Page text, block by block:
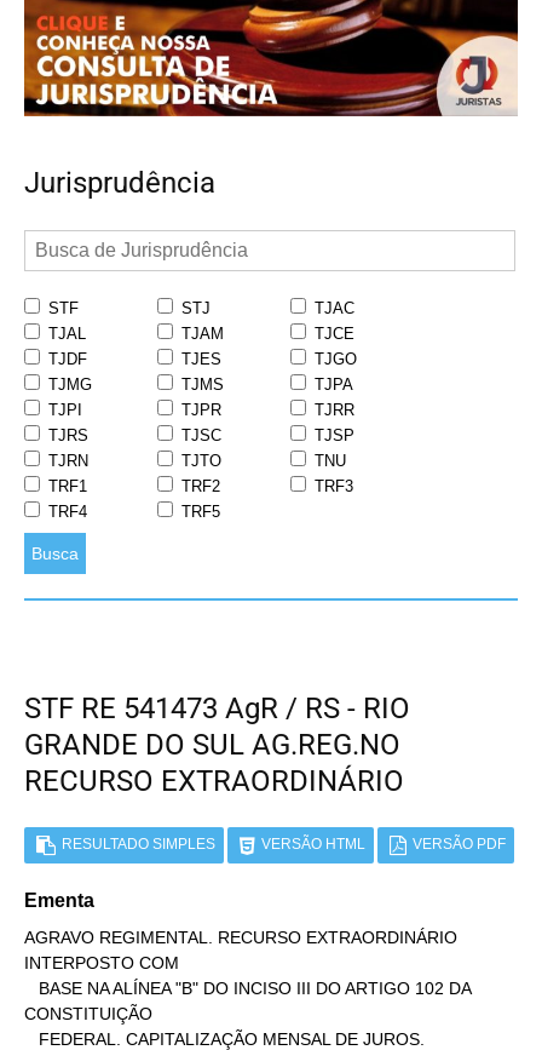
Jurisprudência
STF STJ
TJAC
TJAL
TJAM
TJCE
TJDF
TJES
TJGO
TJMG
TJMS
TJPA
TJPI
TJPR
TJRR
TJRS
TJSC
TJSP
TJRN
TJTO
TNU
TRF1
TRF2
TRF3
TRF4
TRF5
Busca
STF RE 541473 AgR / RS - RIO
GRANDE DO SUL AG.REG.NO
RECURSO EXTRAORDINÁRIO
RESULTADO SIMPLES VERSÃO HTML VERSÃO PDF
Ementa
AGRAVO REGIMENTAL. RECURSO EXTRAORDINÁRIO
INTERPOSTO COM
CONSTITUIÇÃO